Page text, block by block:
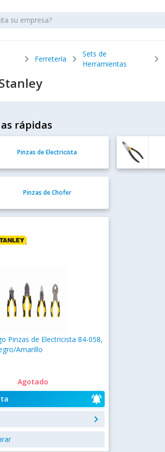
chevron_right Ferretería chevron_right
Sets de
Herramientas
chevron_right
rápidas
Pinzas de Electricista
Pinzas de Chofer
Pinzas de Electricista 84-058,
Amarillo
Agotado
notifications_active
keyboard_arrow_right